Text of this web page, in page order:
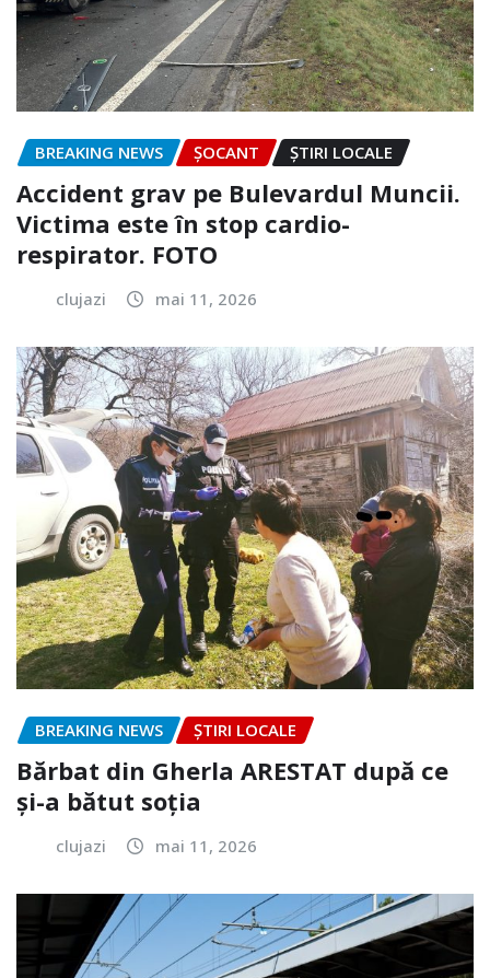
BREAKING NEWS ȘOCANT ȘTIRI LOCALE
Accident grav pe Bulevardul Muncii.
Victima este în stop cardio-
respirator. FOTO
clujazi mai 11, 2026
BREAKING NEWS ȘTIRI LOCALE
Bărbat din Gherla ARESTAT după ce
și-a bătut soția
clujazi mai 11, 2026